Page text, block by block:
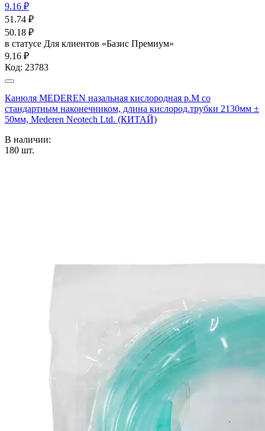
9.16 ₽
51.74 ₽
50.18 ₽
в статусе Для клиентов «Базис Премиум»
9.16 ₽
Код: 23783
Канюля MEDEREN назальная кислородная р.М со
стандартным наконечником, длина кислород.трубки 2130мм ±
50мм, Mederen Neotech Ltd. (КИТАЙ)
В наличии:
180 шт.